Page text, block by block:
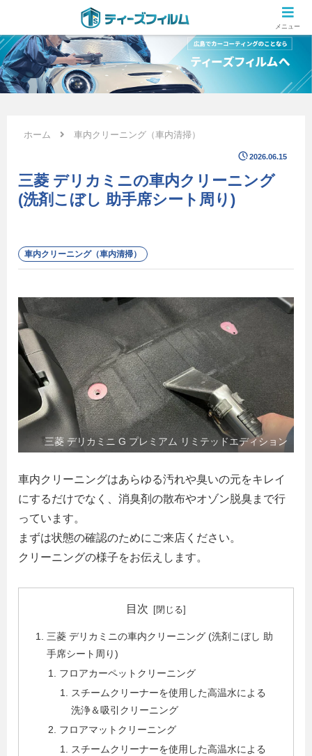
広島のカーコーティング専門店 ティーズフィルムの施工ブログ
ホーム 車内クリーニング（車内清掃）
2026.06.15
三菱 デリカミニの車内クリーニング
(洗剤こぼし 助手席シート周り)
車内クリーニング（車内清掃）
三菱 デリカミニ G プレミアム リミテッドエディション
車内クリーニングはあらゆる汚れや臭いの元をキレイ
にするだけでなく、消臭剤の散布やオゾン脱臭まで行
っています。
まずは状態の確認のためにご来店ください。
クリーニングの様子をお伝えします。
目次
三菱 デリカミニの車内クリーニング (洗剤こぼし 助
手席シート周り)
フロアカーペットクリーニング
スチームクリーナーを使用した高温水による
洗浄＆吸引クリーニング
フロアマットクリーニング
スチームクリーナーを使用した高温水による
メニュー